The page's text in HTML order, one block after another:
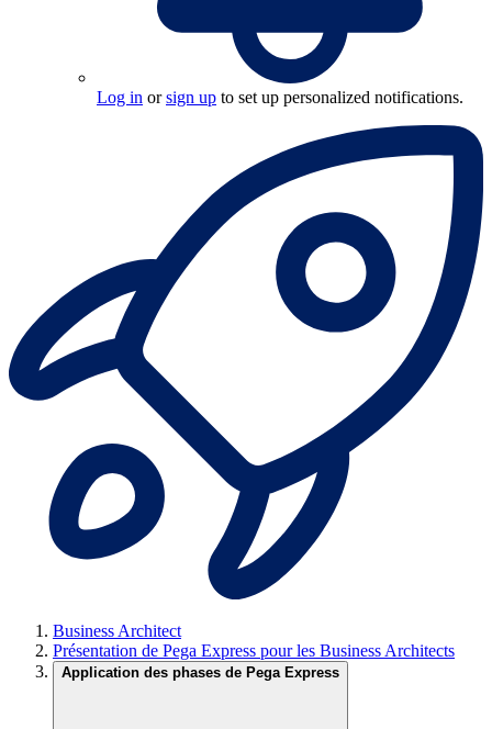
Log in orsign up to set up personalized notifications.
Business Architect
Présentation de Pega Express pour les Business Architects
Application des phases de Pega Express